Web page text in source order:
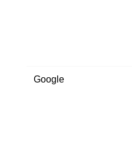
Google